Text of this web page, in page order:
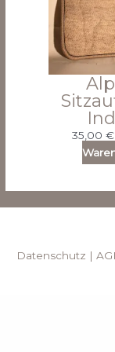
35,00 €
Datenschutz |